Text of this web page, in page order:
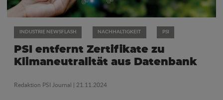
INDUSTRIE NEWSFLASH NACHHALTIGKEIT PSI
PSI entfernt Zertifikate zu
Klimaneutralität aus Datenbank
Redaktion PSI Journal | 21.11.2024